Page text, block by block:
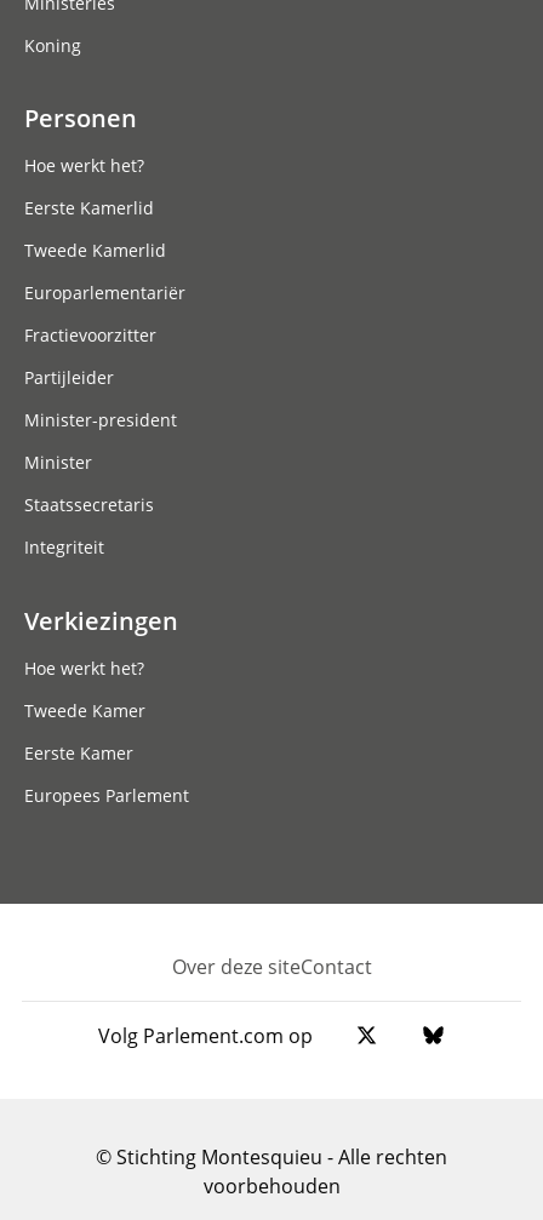
Koning
Personen
Hoe werkt het?
Eerste Kamerlid
Tweede Kamerlid
Europarlementariër
Fractievoorzitter
Partijleider
Minister-president
Minister
Staatssecretaris
Integriteit
Verkiezingen
Hoe werkt het?
Tweede Kamer
Eerste Kamer
Europees Parlement
Footer
Over deze siteContact
Volg Parlement.com op
© Stichting Montesquieu - Alle rechten
voorbehouden